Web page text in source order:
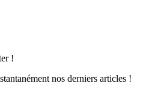
!
nos derniers articles !